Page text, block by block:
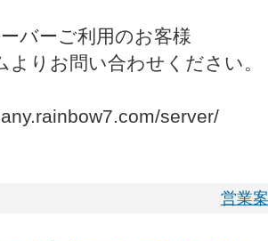
バーご利用のお客様
よりお問い合わせください。
server/
営業